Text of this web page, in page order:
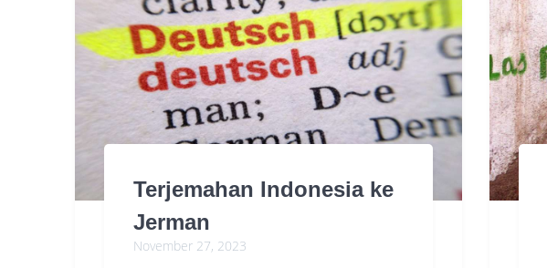
Terjemahan Indonesia ke
Jerman
November 27, 2023